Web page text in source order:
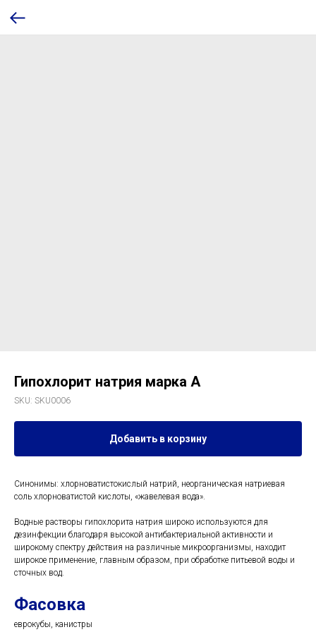
Гипохлорит натрия марка А
SKU: SKU0006
Добавить в корзину
Синонимы: хлорноватистокислый натрий, неорганическая натриевая
соль хлорноватистой кислоты, «жавелевая вода».
Водные растворы гипохлорита натрия широко используются для
дезинфекции благодаря высокой антибактериальной активности и
широкому спектру действия на различные микроорганизмы, находит
широкое применение, главным образом, при обработке питьевой воды и
сточных вод.
Фасовка
еврокубы, канистры